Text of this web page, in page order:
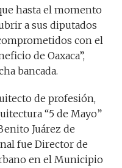
hasta el momento
a sus diputados
con el
de Oaxaca”,
bancada.
de profesión,
“5 de Mayo”
Juárez de
fue Director de
en el Municipio